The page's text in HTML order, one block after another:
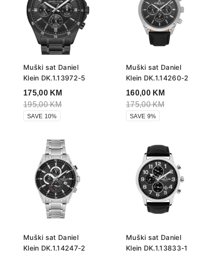
Muški sat Daniel
Klein DK.1.13972-5
175,00 KM
195,00KM
SAVE 10%
Muški sat Daniel
Klein DK.1.14260-2
160,00 KM
175,00KM
SAVE 9%
Muški sat Daniel
Klein DK.1.14247-2
Muški sat Daniel
Klein DK.1.13833-1